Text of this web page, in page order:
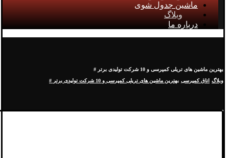
ماشین جدول شوی
وبلاگ
درباره ما
بهترین ماشین های تریلی کمپرسی و 10 شرکت تولیدی برتر #
وبلاگ اتاق کمپرسی بهترین ماشین های تریلی کمپرسی و 10 شرکت تولیدی برتر #